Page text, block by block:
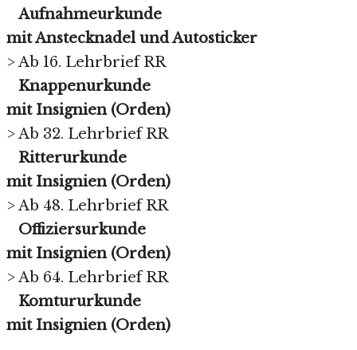
Aufnahmeurkunde
mit Anstecknadel und Autosticker
> Ab 16. Lehrbrief RR
Knappenurkunde
mit Insignien (Orden)
> Ab 32. Lehrbrief RR
Ritterurkunde
mit Insignien (Orden)
> Ab 48. Lehrbrief RR
Offiziersurkunde
mit Insignien (Orden)
> Ab 64. Lehrbrief RR
Komtururkunde
mit Insignien (Orden)